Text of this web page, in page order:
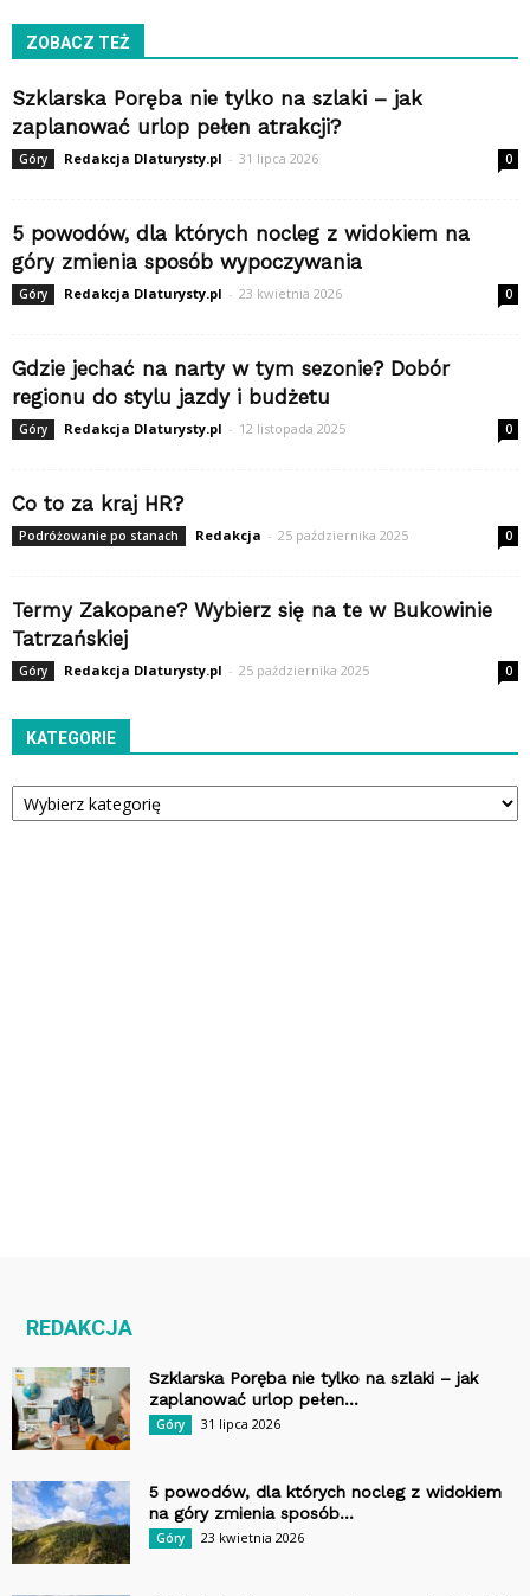
ZOBACZ TEŻ
Szklarska Poręba nie tylko na szlaki – jak
zaplanować urlop pełen atrakcji?
Góry Redakcja Dlaturysty.pl - 31 lipca 2026 0
5 powodów, dla których nocleg z widokiem na
góry zmienia sposób wypoczywania
Góry Redakcja Dlaturysty.pl - 23 kwietnia 2026 0
Gdzie jechać na narty w tym sezonie? Dobór
regionu do stylu jazdy i budżetu
Góry Redakcja Dlaturysty.pl - 12 listopada 2025 0
Co to za kraj HR?
Podróżowanie po stanach Redakcja - 25 października 2025 0
Termy Zakopane? Wybierz się na te w Bukowinie
Tatrzańskiej
Góry Redakcja Dlaturysty.pl - 25 października 2025 0
KATEGORIE
Kategorie
REDAKCJA
Szklarska Poręba nie tylko na szlaki – jak
zaplanować urlop pełen...
Góry 31 lipca 2026
5 powodów, dla których nocleg z widokiem
na góry zmienia sposób...
Góry 23 kwietnia 2026